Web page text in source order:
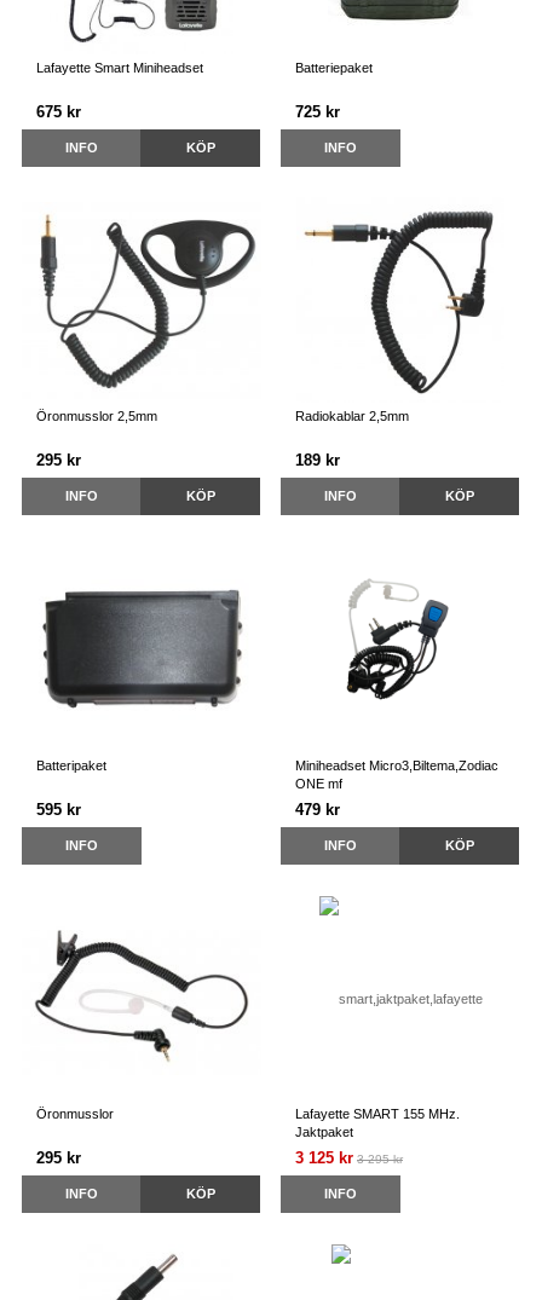
Lafayette Smart Miniheadset
675 kr
INFO KÖP
Batteriepaket
725 kr
INFO
Öronmusslor 2,5mm
295 kr
INFO KÖP
Radiokablar 2,5mm
189 kr
INFO KÖP
Batteripaket
595 kr
INFO
Miniheadset Micro3,Biltema,Zodiac
ONE mf
479 kr
INFO KÖP
Öronmusslor
295 kr
INFO KÖP
Lafayette SMART 155 MHz.
Jaktpaket
3 125 kr 3 295 kr
INFO